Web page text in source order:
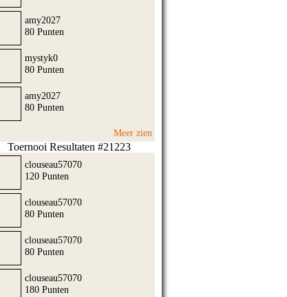
amy2027
80 Punten
mystyk0
80 Punten
amy2027
80 Punten
Meer zien
Toernooi Resultaten #21223
clouseau57070
120 Punten
clouseau57070
80 Punten
clouseau57070
80 Punten
clouseau57070
180 Punten